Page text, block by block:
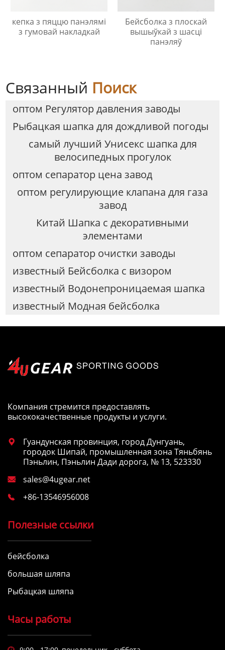
кепка з пяццю панэлямі
з гумовай накладкай
Бейсболка з плоскай
вышыўкай з шасці
панэляў
Связанный Поиск
оптом Регулятор давления заводы
Рыбацкая шапка для дождливой погоды
самый лучший Унисекс шапка для
велосипедных прогулок
оптом сепаратор цена завод
оптом регулирующие клапана для газа
завод
Китай Шапка с декоративными
элементами
оптом сепаратор очистки заводы
известный Бейсболка с визором
известный Водонепроницаемая шапка
известный Модная бейсболка
Компания стремится предоставлять
высококачественные продукты и услуги.

Гуандунская провинция, город Дунгуань,
городок Шипай, промышленная зона Тяньбянь
Пэньлин, Пэньлин Дади дорога, № 13, 523330
 sales@4ugear.net
 +86-13546956008
Полезные ссылки
бейсболка
большая шляпа
Рыбацкая шляпа
Часы работы